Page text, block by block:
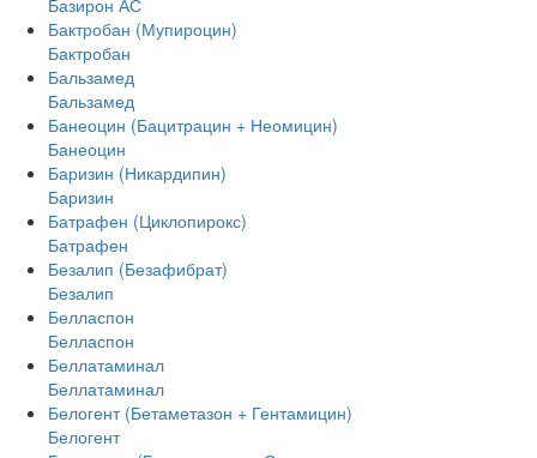
Базирон АС
Бактробан (Мупироцин)
Бактробан
Бальзамед
Бальзамед
Банеоцин (Бацитрацин + Неомицин)
Банеоцин
Баризин (Никардипин)
Баризин
Батрафен (Циклопирокс)
Батрафен
Безалип (Безафибрат)
Безалип
Белласпон
Белласпон
Беллатаминал
Беллатаминал
Белогент (Бетаметазон + Гентамицин)
Белогент